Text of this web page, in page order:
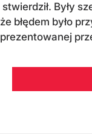
stwierdził. Były
że błędem było
prezentowanej